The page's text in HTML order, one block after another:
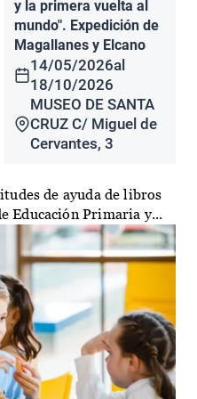
y la primera vuelta al
mundo". Expedición de
Magallanes y Elcano
14/05/2026al
18/10/2026
MUSEO DE SANTA
CRUZ C/ Miguel de
Cervantes, 3
de ayuda de libros
Educación Primaria y...